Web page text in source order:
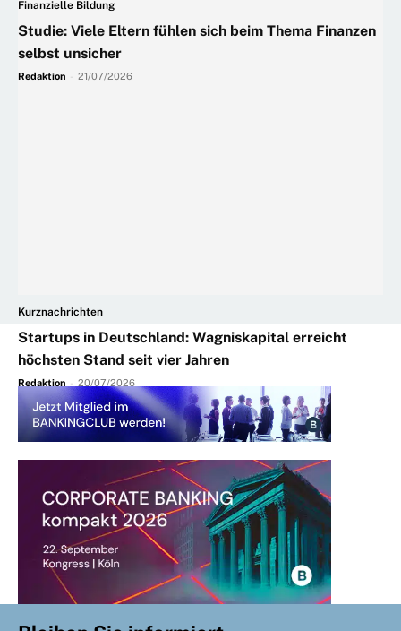
Finanzielle Bildung
Studie: Viele Eltern fühlen sich beim Thema Finanzen
selbst unsicher
Redaktion 21/07/2026
Kurznachrichten
Startups in Deutschland: Wagniskapital erreicht
höchsten Stand seit vier Jahren
Redaktion - 20/07/2026